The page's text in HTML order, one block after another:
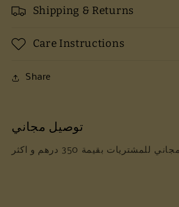
Shipping & Returns
Care Instructions
Share
توصيل مجاني
للمشتريات بقيمة 350 درهم و اكثر